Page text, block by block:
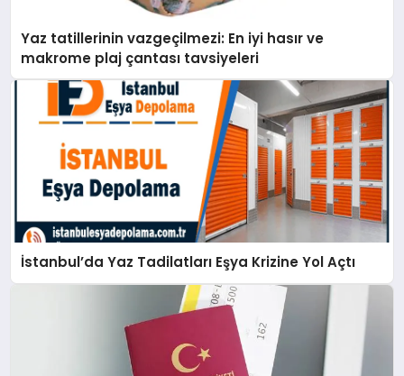
Yaz tatillerinin vazgeçilmezi: En iyi hasır ve
makrome plaj çantası tavsiyeleri
İstanbul’da Yaz Tadilatları Eşya Krizine Yol Açtı